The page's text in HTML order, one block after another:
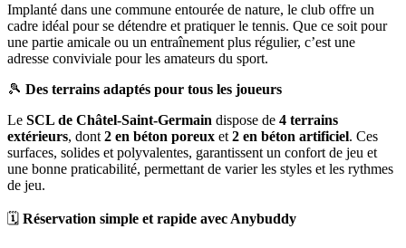
Implanté dans une commune entourée de nature, le club offre un
cadre idéal pour se détendre et pratiquer le tennis. Que ce soit pour
une partie amicale ou un entraînement plus régulier, c’est une
adresse conviviale pour les amateurs du sport.
🎾 Des terrains adaptés pour tous les joueurs
Le SCL de Châtel-Saint-Germain dispose de 4 terrains
extérieurs, dont 2 en béton poreux et 2 en béton artificiel. Ces
surfaces, solides et polyvalentes, garantissent un confort de jeu et
une bonne praticabilité, permettant de varier les styles et les rythmes
de jeu.
🗓️ Réservation simple et rapide avec Anybuddy